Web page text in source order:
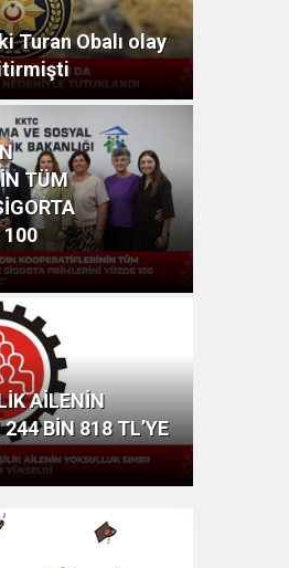
Turan Obalı olay
TÜM
100
AİLENİN
BİN 818 TL’YE